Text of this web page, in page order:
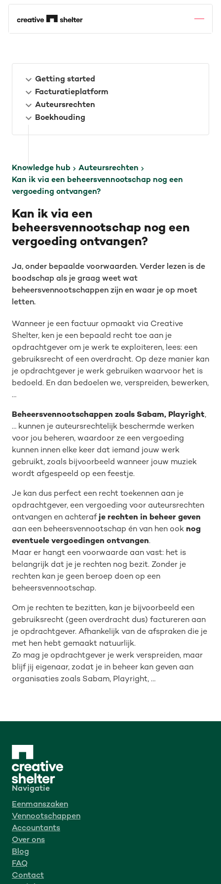
Getting started
Facturatieplatform
Auteursrechten
Boekhouding
Knowledge hub
Auteursrechten
Kan ik via een beheersvennootschap nog een
vergoeding ontvangen?
Kan ik via een
beheersvennootschap nog een
vergoeding ontvangen?
Ja, onder bepaalde voorwaarden. Verder lezen is de
boodschap als je graag weet wat
beheersvennootschappen zijn en waar je op moet
letten.
Wanneer je een factuur opmaakt via Creative
Shelter, ken je een bepaald recht toe aan je
opdrachtgever om je werk te exploiteren, lees: een
gebruiksrecht of een overdracht. Op deze manier kan
je opdrachtgever je werk gebruiken waarvoor het is
bedoeld. En dan bedoelen we, verspreiden, bewerken,
…
Beheersvennootschappen zoals Sabam, Playright,
… kunnen je auteursrechtelijk beschermde werken
voor jou beheren, waardoor ze een vergoeding
kunnen innen elke keer dat iemand jouw werk
gebruikt, zoals bijvoorbeeld wanneer jouw muziek
wordt afgespeeld op een feestje.
Je kan dus perfect een recht toekennen aan je
opdrachtgever, een vergoeding voor auteursrechten
ontvangen en achterafje rechten in beheer geven
aan een beheersvennootschap én van hen ook nog
eventuele vergoedingen ontvangen.
Maar er hangt een voorwaarde aan vast: het is
belangrijk dat je je rechten nog bezit. Zonder je
rechten kan je geen beroep doen op een
beheersvennootschap.
Om je rechten te bezitten, kan je bijvoorbeeld een
gebruiksrecht (geen overdracht dus) factureren aan
je opdrachtgever. Afhankelijk van de afspraken die je
met hen hebt gemaakt natuurlijk.
Zo mag je opdrachtgever je werk verspreiden, maar
blijf jij eigenaar, zodat je in beheer kan geven aan
organisaties zoals Sabam, Playright, …
Navigatie
Eenmanszaken
Vennootschappen
Accountants
Over ons
Blog
FAQ
Contact